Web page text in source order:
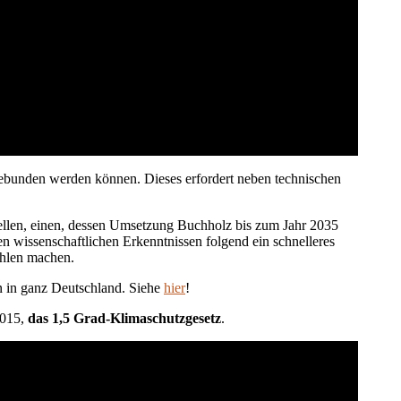
werden können. Dieses erfordert neben technischen
einen, dessen Umsetzung Buchholz bis zum Jahr 2035
wissenschaftlichen Erkenntnissen folgend ein schnelleres
machen.
in ganz Deutschland. Siehe hier!
das 1,5 Grad-Klimaschutzgesetz.